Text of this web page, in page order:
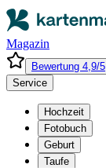
Magazin
Bewertung 4,9/5
Service
Hochzeit
Fotobuch
Geburt
Taufe